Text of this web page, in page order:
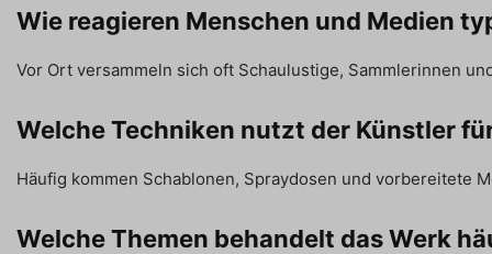
Wie reagieren Menschen und Medien
Vor Ort versammeln sich oft Schaulustige, Sammlerinnen
Welche Techniken nutzt der Künstler
Häufig kommen Schablonen, Spraydosen und vorbereitete
Welche Themen behandelt das Werk